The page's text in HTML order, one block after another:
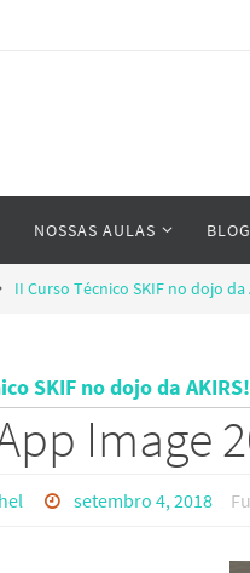
NOSSAS AULAS BLOG
II Curso Técnico SKIF no dojo da
SKIF no dojo da AKIRS!
Image
setembro 4, 2018